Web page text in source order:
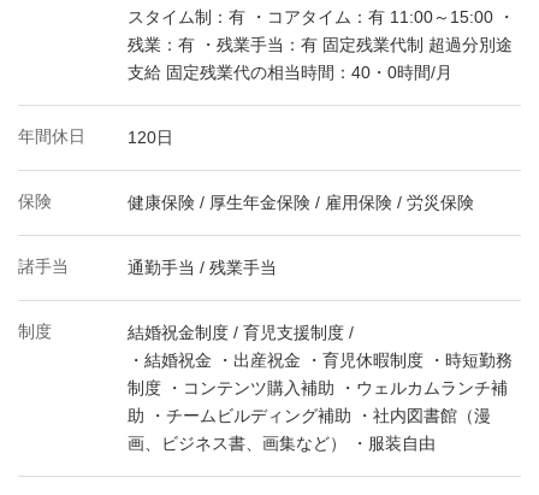
スタイム制：有 ・コアタイム：有 11:00～15:00 ・
残業：有 ・残業手当：有 固定残業代制 超過分別途
支給 固定残業代の相当時間：40・0時間/月
年間休日 120日
保険 健康保険 / 厚生年金保険 / 雇用保険 / 労災保険
諸手当 通勤手当 / 残業手当
制度
結婚祝金制度 / 育児支援制度 /
・結婚祝金 ・出産祝金 ・育児休暇制度 ・時短勤務
制度 ・コンテンツ購入補助 ・ウェルカムランチ補
助 ・チームビルディング補助 ・社内図書館（漫
画、ビジネス書、画集など） ・服装自由